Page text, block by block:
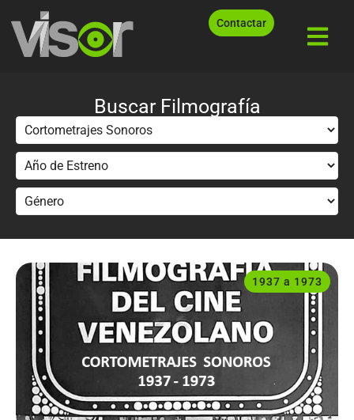
Contactar
Buscar Filmografía
1937 a 1973